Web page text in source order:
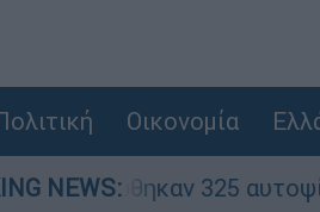
Οικονομία
NEWS:
325 αυτοψίες στις